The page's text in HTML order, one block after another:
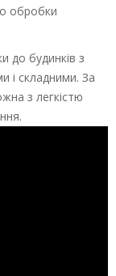
обробки
до будинків з
і складними. За
з легкістю